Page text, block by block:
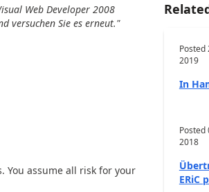
Web Developer 2008
versuchen Sie es erneut."
You assume all risk for your
Posted
2019
In
Posted
2018
ERiC